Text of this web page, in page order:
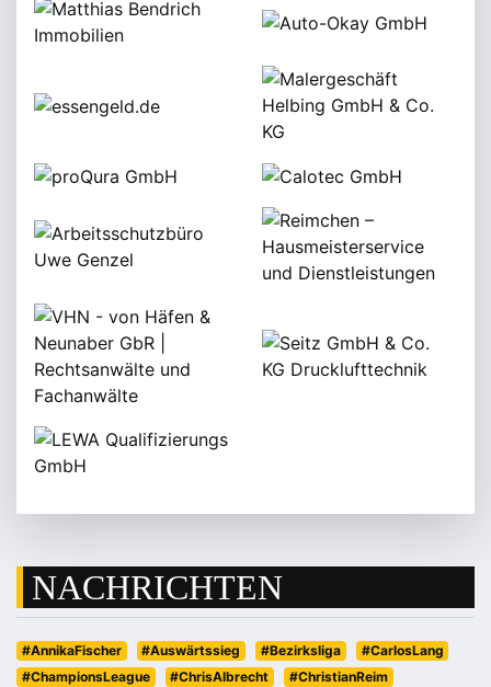
NACHRICHTEN
#AnnikaFischer #Auswärtssieg #Bezirksliga
#CarlosLang
#ChampionsLeague
#ChrisAlbrecht
#ChristianReim